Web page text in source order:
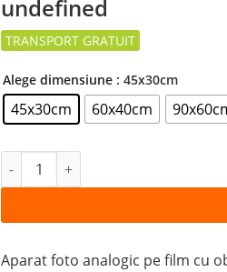
undefined
Alege dimensiune : 45x30cm
45x30cm 60x40cm
Cantitate Tablou APARATE FOTO
Aparat foto analogic pe film cu